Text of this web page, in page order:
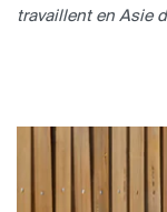
travaillent en Asie